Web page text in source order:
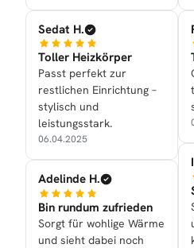
Sedat H.
Toller Heizkörper
Passt perfekt zur
restlichen Einrichtung –
stylisch und
leistungsstark.
06.04.2025
Adelinde H.
Bin rundum zufrieden
Sorgt für wohlige Wärme
und sieht dabei noch